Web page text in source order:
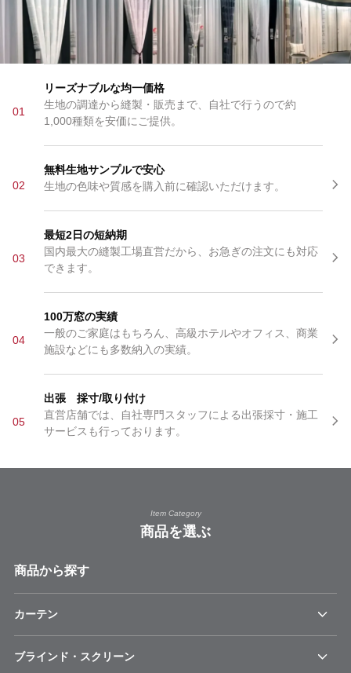
01
リーズナブルな均一価格
生地の調達から縫製・販売まで、自社で行うので約
1,000種類を安価にご提供。
02
無料生地サンプルで安心
生地の色味や質感を購入前に確認いただけます。
03
最短2日の短納期
国内最大の縫製工場直営だから、お急ぎの注文にも対応
できます。
04
100万窓の実績
一般のご家庭はもちろん、高級ホテルやオフィス、商業
施設などにも多数納入の実績。
05
出張 採寸/取り付け
直営店舗では、自社専門スタッフによる出張採寸・施工
サービスも行っております。
Item Category
商品を選ぶ
商品から探す
カーテン
ブラインド・スクリーン